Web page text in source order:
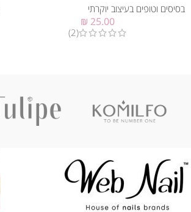
בסיסים וטופים בעיצוב יוקרתי
₪ 25.00
(2)